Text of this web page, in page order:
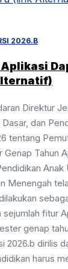
2026.B
Direktur
dan
tentang
Tahun
Anak
Menengah
fitur
genap
2026.b dirilis
harus